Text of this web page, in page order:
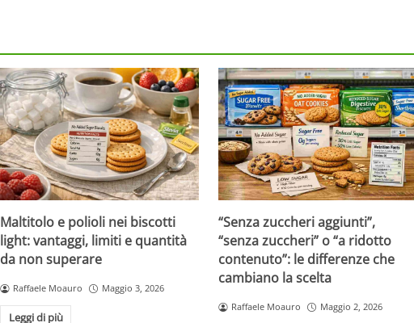
Maltitolo e polioli nei biscotti
light: vantaggi, limiti e quantità
da non superare
Raffaele Moauro Maggio 3, 2026
Leggi di più
“Senza zuccheri aggiunti”,
“senza zuccheri” o “a ridotto
contenuto”: le differenze che
cambiano la scelta
Raffaele Moauro Maggio 2, 2026